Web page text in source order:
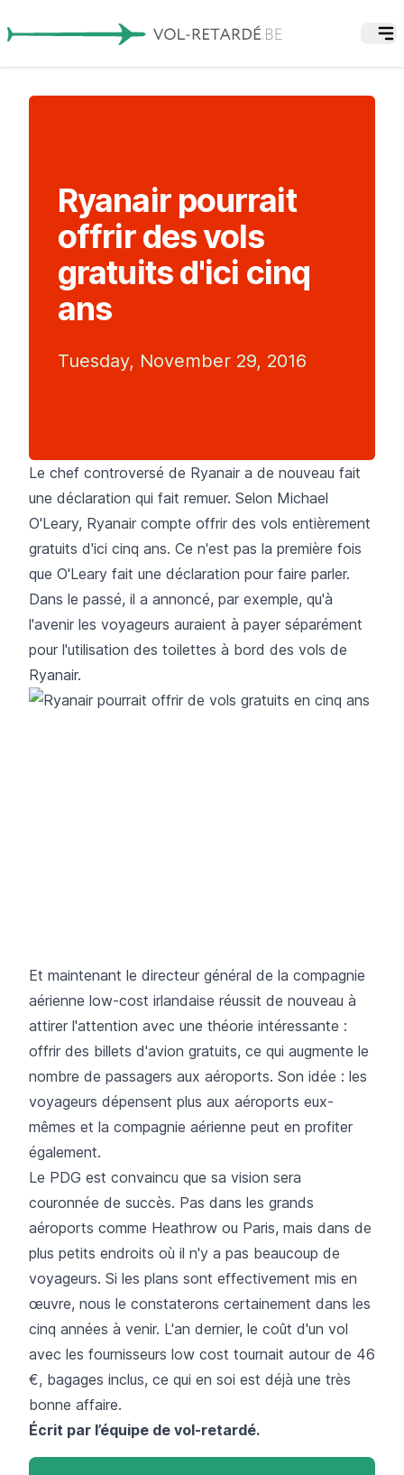
Ryanair pourrait
offrir des vols
gratuits d'ici cinq
ans
Tuesday, November 29, 2016
Le chef controversé de Ryanair a de nouveau fait
une déclaration qui fait remuer. Selon Michael
O'Leary, Ryanair compte offrir des vols entièrement
gratuits d'ici cinq ans. Ce n'est pas la première fois
que O'Leary fait une déclaration pour faire parler.
Dans le passé, il a annoncé, par exemple, qu'à
l'avenir les voyageurs auraient à payer séparément
pour l'utilisation des toilettes à bord des vols de
Ryanair.
Et maintenant le directeur général de la compagnie
aérienne low-cost irlandaise réussit de nouveau à
attirer l'attention avec une théorie intéressante :
offrir des billets d'avion gratuits, ce qui augmente le
nombre de passagers aux aéroports. Son idée : les
voyageurs dépensent plus aux aéroports eux-
mêmes et la compagnie aérienne peut en profiter
également.
Le PDG est convaincu que sa vision sera
couronnée de succès. Pas dans les grands
aéroports comme Heathrow ou Paris, mais dans de
plus petits endroits où il n'y a pas beaucoup de
voyageurs. Si les plans sont effectivement mis en
œuvre, nous le constaterons certainement dans les
cinq années à venir. L'an dernier, le coût d'un vol
avec les fournisseurs low cost tournait autour de 46
€, bagages inclus, ce qui en soi est déjà une très
bonne affaire.
Écrit par l’équipe de vol-retardé.